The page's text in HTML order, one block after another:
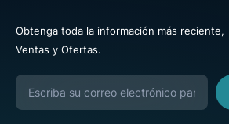
Obtenga toda la información más reciente,
Ventas y Ofertas.